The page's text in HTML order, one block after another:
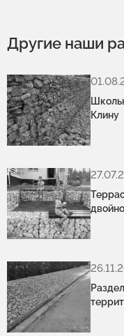
Другие наши
Клину